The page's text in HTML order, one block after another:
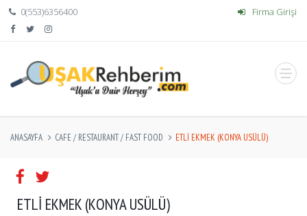
0(553)6356400 Firma Girişi
ANASAYFA CAFE / RESTAURANT / FAST FOOD ETLİ EKMEK (KONYA USÜLÜ)
ETLİ EKMEK (KONYA USÜLÜ)